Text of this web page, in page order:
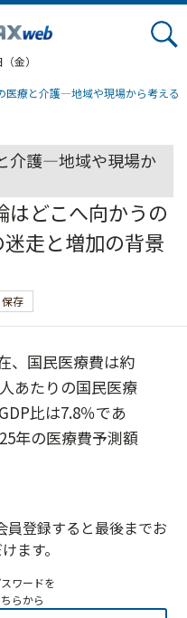
金）
医療と介護―地域や現場から考える
介護―地域や現場か
はどこへ向かうの
走と増加の背景
保存
国民医療費は約
あたりの国民医療
比は7.8％であ
年の医療費予測額
員登録すると最後までお
ます。
ワードを
らから